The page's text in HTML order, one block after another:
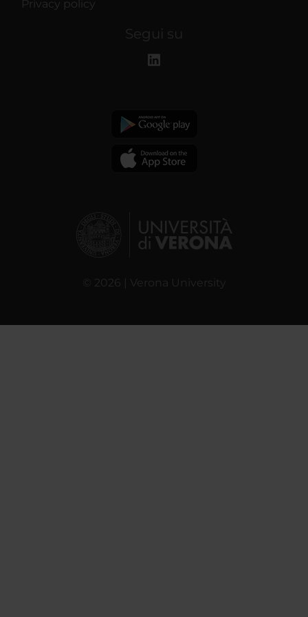
Privacy policy
Segui su
© 2026 | Verona University